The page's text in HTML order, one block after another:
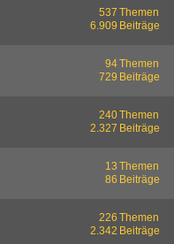
Themen
537
Beiträge
6.909
Themen
94
Beiträge
729
Themen
240
Beiträge
2.327
Themen
13
Beiträge
86
Themen
226
Beiträge
2.342